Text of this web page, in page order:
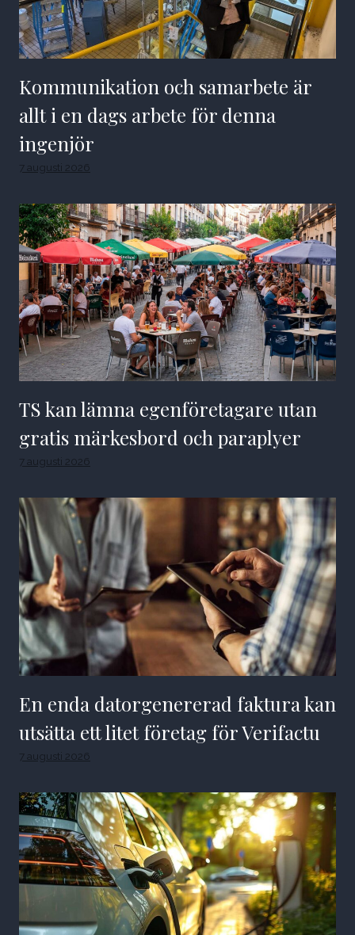
Kommunikation och samarbete är
allt i en dags arbete för denna
ingenjör
7 augusti 2026
TS kan lämna egenföretagare utan
gratis märkesbord och paraplyer
7 augusti 2026
En enda datorgenererad faktura kan
utsätta ett litet företag för Verifactu
7 augusti 2026